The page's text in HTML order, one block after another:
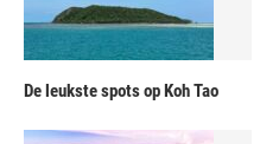
De leukste spots op Koh Tao